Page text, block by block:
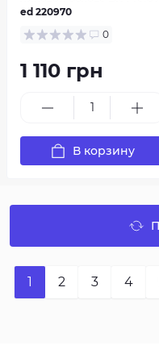
ed 220970
0
1 110 грн
В корзину
1 2 3 4